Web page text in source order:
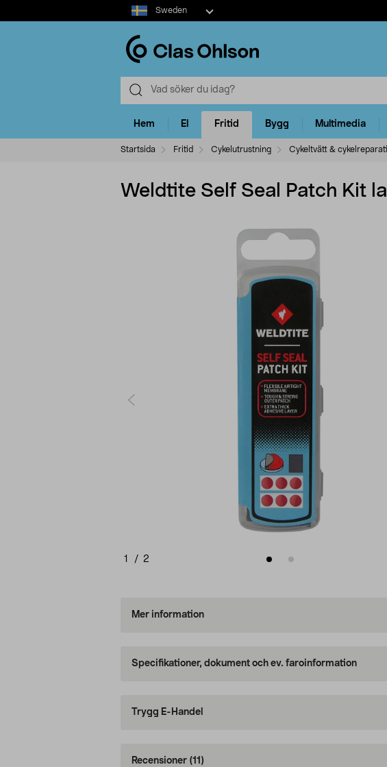
Select
market
Sweden
Hem El Fritid Bygg Multimedia
Startsida Fritid Cykelutrustning Cykeltvätt &
Weldtite Self Seal Patch Kit
1 / 2
Mer information
Specifikationer, dokument och ev. faroinformation
Trygg E-Handel
Recensioner (11)